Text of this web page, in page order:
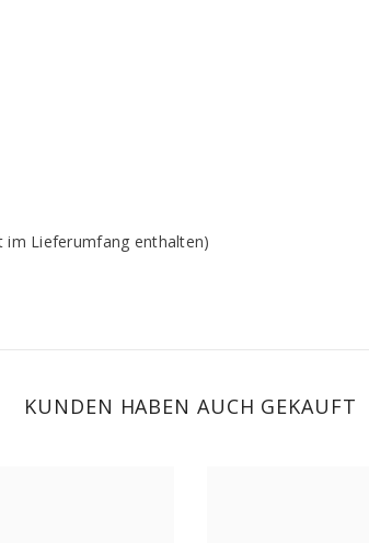
im Lieferumfang enthalten)
KUNDEN HABEN AUCH GEKAUFT